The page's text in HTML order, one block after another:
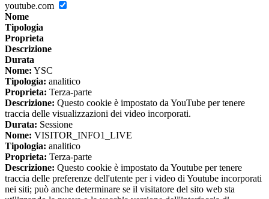
youtube.com
Nome
Tipologia
Proprieta
Descrizione
Durata
Nome: YSC
Tipologia: analitico
Proprieta: Terza-parte
Descrizione: Questo cookie è impostato da YouTube per tenere
traccia delle visualizzazioni dei video incorporati.
Durata: Sessione
Nome: VISITOR_INFO1_LIVE
Tipologia: analitico
Proprieta: Terza-parte
Descrizione: Questo cookie è impostato da Youtube per tenere
traccia delle preferenze dell'utente per i video di Youtube incorporati
nei siti; può anche determinare se il visitatore del sito web sta